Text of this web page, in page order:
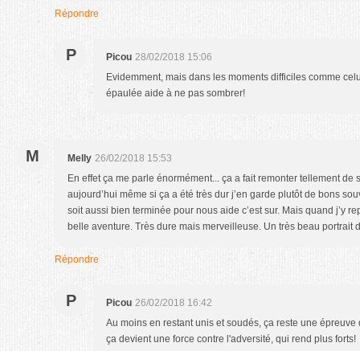
Répondre
P Picou 28/02/2018 15:06
Evidemment, mais dans les moments difficiles comme
épaulée aide à ne pas sombrer!
M Melly 26/02/2018 15:53
En effet ça me parle énormément... ça a fait remonter tellement de
aujourd’hui même si ça a été très dur j’en garde plutôt de bons
soit aussi bien terminée pour nous aide c’est sur. Mais quand j’y
belle aventure. Très dure mais merveilleuse. Un très beau portrait
Répondre
P Picou 26/02/2018 16:42
Au moins en restant unis et soudés, ça reste une
ça devient une force contre l'adversité, qui rend plus forts!